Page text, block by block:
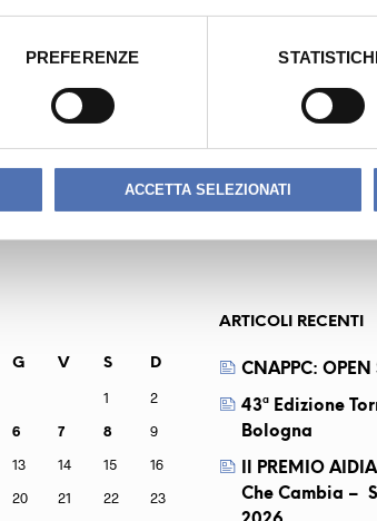
PREFERENZE
ACCETTA SELEZIONATI
G V S D
1
2
6 7 8
9
13 14 15
16
20 21 22 23
ARTICOLI RECENTI
CNAPPC: OPEN
43ª Edizione
Bologna
Il PREMIO
Che Cambia –